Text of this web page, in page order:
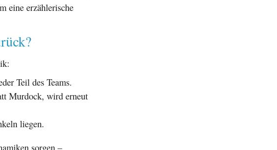
eine erzählerische
Teil des Teams.
Murdock, wird erneut
liegen.
sorgen –